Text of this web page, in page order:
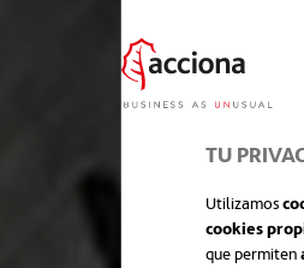
TU
Utilizamos
cookies
que permiten